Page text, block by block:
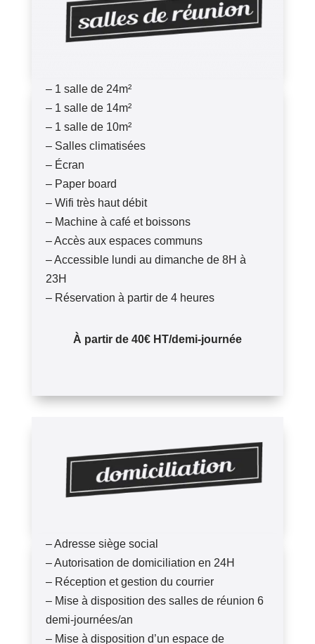
– 1 salle de 24m²
– 1 salle de 14m²
– 1 salle de 10m²
– Salles climatisées
– Écran
– Paper board
– Wifi très haut débit
– Machine à café et boissons
– Accès aux espaces communs
– Accessible lundi au dimanche de 8H à
23H
– Réservation à partir de 4 heures
À partir de 40€ HT/demi-journée
– Adresse siège social
– Autorisation de domiciliation en 24H
– Réception et gestion du courrier
– Mise à disposition des salles de réunion 6
demi-journées/an
– Mise à disposition d’un espace de